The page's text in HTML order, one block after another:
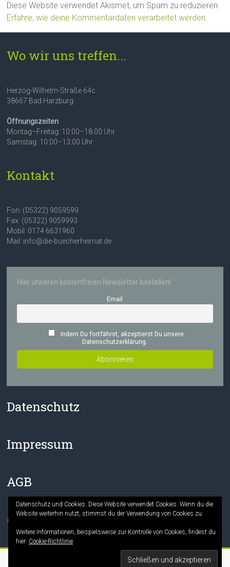
Diese Website verwendet Akismet, um Spam zu reduzieren.
Erfahre, wie deine Kommentardaten verarbeitet werden.
Wo wir uns treffen...
Herzog-Wilhelm-Straße 64c
38667 Bad Harzburg
Öffnungszeiten
Montag–Freitag: 10:00–18:00 Uhr
Samstag: 10:00–13:00 Uhr
Kontakt
Fon: (05322) 9059599
Fax: (05322) 9059993
Mobil: 0174 6631960
Mail: info@die-buecherheimat.de
Hier unseren kostenfreien Newsletter bestellen!
Email
Indem Du fortfährst, akzeptierst Du unsere
Datenschutzerklärung.
Datenschutz
Impressum
AGB
Facebook
Instagram
Die Mitmach-Buchhandlung. Alle Rechte vorbehalten.
Datenschutz und Cookies: Diese Website verwendet Cookies. Wenn du die
Website weiterhin nutzt, stimmst du der Verwendung von Cookies zu.
Weitere Informationen, beispielsweise zur Kontrolle von Cookies, findest du
hier: Cookie-Richtlinie